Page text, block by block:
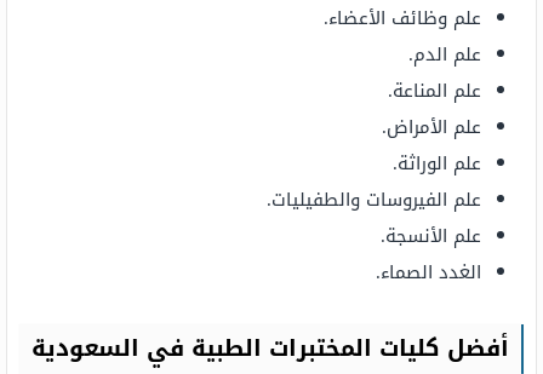
علم وظائف الأعضاء.
علم الدم.
علم المناعة.
علم الأمراض.
علم الوراثة.
علم الفيروسات والطفيليات.
علم الأنسجة.
الغدد الصماء.
أفضل كليات المختبرات الطبية في السعودية